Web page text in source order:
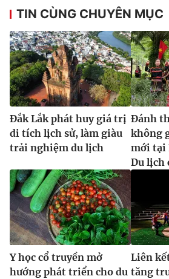
® Cấm sao chép dưới mọi hình thức nếu
thuận bằng văn bản. Ghi rõ nguồn
thông tin từ website này.
TIN CÙNG CHUYÊN MỤC
Đắk Lắk phát huy giá trị
di tích lịch sử, làm giàu
trải nghiệm du lịch
Đánh
không
mới tại
Du lịch
Y học cổ truyền mở
hướng phát triển cho du
Liên
tăng